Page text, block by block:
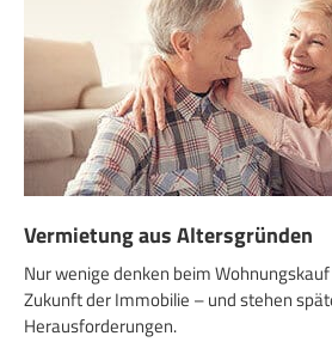
Vermietung aus Altersgründen
Nur wenige denken beim
Zukunft der Immobilie – und stehen
Herausforderungen.